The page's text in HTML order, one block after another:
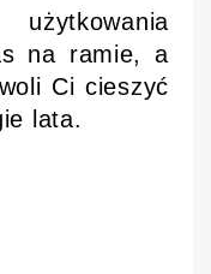
na ramie, a
Ci cieszyć
lata.